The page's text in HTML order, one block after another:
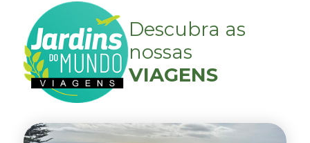
Descubra as
nossas
VIAGENS